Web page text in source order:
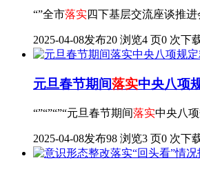
“”全市落实四下基层交流座谈推
2025-04-08发布20 浏览4 页0 次下
元旦春节期间落实中央八项
“”“”“”“元旦春节期间落实中央八
2025-04-08发布98 浏览3 页0 次下